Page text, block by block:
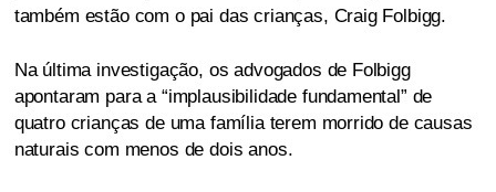
também estão com o pai das crianças, Craig Folbigg.
Na última investigação, os advogados de Folbigg
apontaram para a “implausibilidade fundamental” de
quatro crianças de uma família terem morrido de causas
naturais com menos de dois anos.